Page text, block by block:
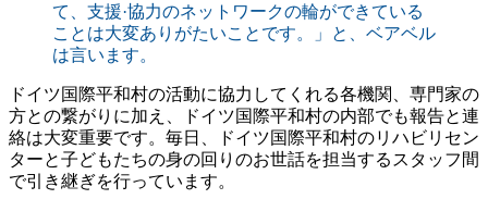
て、支援·協力のネットワークの輪ができている
ことは大変ありがたいことです。」と、ベアベル
は言います。
ドイツ国際平和村の活動に協力してくれる各機関、専門家の
方との繋がりに加え、ドイツ国際平和村の内部でも報告と連
絡は大変重要です。毎日、ドイツ国際平和村のリハビリセン
ターと子どもたちの身の回りのお世話を担当するスタッフ間
で引き継ぎを行っています。